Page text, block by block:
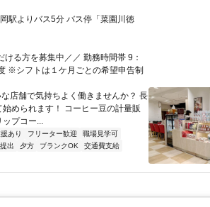
駅よりバス5分 バス停「菜園川徳
る方を募集中／／ 勤務時間帯 9：
シフトは１ケ月ごとの希望申告制
店舗で気持ちよく働きませんか？ 長
められます！ コーヒー豆の計量販
プコー...
あり フリーター歓迎
職場見学可
出 夕方 ブランクOK
交通費支給